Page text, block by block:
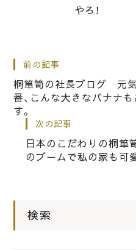
やろ！
からのご注
こだわりの
前の記事
桐箪笥の社長ブログ 元
番、こんな大きなバナナ
す。
次の記事
日本のこだわりの桐
のブームで私の家も可
検索